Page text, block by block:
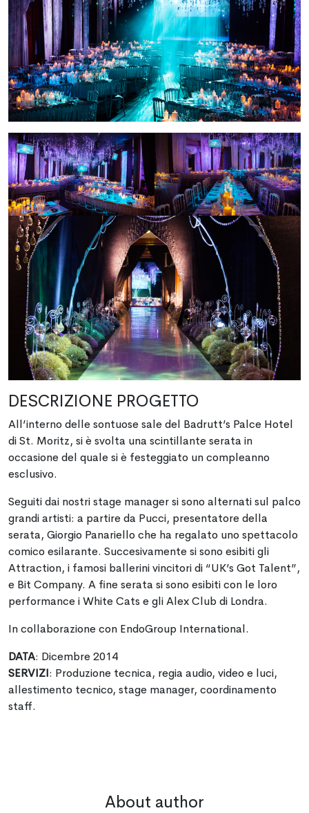
DESCRIZIONE PROGETTO
All’interno delle sontuose sale del Badrutt’s Palce Hotel
di St. Moritz, si è svolta una scintillante serata in
occasione del quale si è festeggiato un compleanno
esclusivo.
Seguiti dai nostri stage manager si sono alternati sul palco
grandi artisti: a partire da Pucci, presentatore della
serata, Giorgio Panariello che ha regalato uno spettacolo
comico esilarante. Succesivamente si sono esibiti gli
Attraction, i famosi ballerini vincitori di “UK’s Got Talent”,
e Bit Company. A fine serata si sono esibiti con le loro
performance i White Cats e gli Alex Club di Londra.
In collaborazione con EndoGroup International.
DATA: Dicembre 2014
SERVIZI: Produzione tecnica, regia audio, video e luci,
allestimento tecnico, stage manager, coordinamento
staff.
About author